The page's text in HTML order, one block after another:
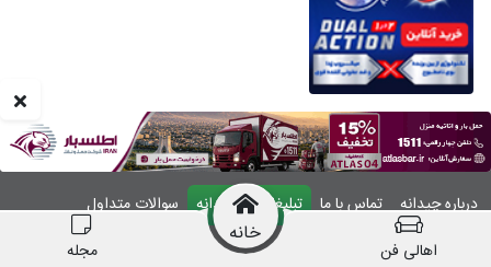
مجله
خانه
اهالی فن
درباره چیدانه تماس با ما تبلیغات در چیدانه
سوالات متداول
ورود